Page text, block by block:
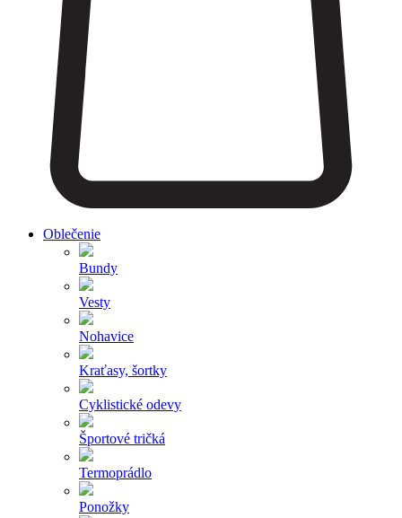
Oblečenie
Bundy
Vesty
Nohavice
Kraťasy, šortky
Cyklistické odevy
Športové tričká
Termoprádlo
Ponožky